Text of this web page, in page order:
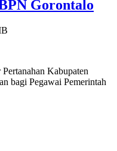
Gorontalo
Kabupaten
bagi Pegawai Pemerintah